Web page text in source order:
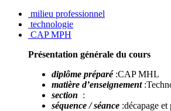
milieu professionnel
technologie
CAP MPH
Présentation générale du cours
diplôme préparé :CAP MHL
matière d’enseignement
section :
séquence / séance :décapage et